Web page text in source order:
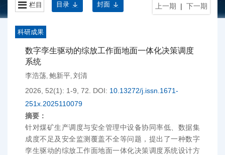
上一期 | 下一期
栏目 目录 封面
科研成果
数字孪生驱动的综放工作面地面一体化决策调度
系统
李浩荡, 鲍新平, 刘清
2026, 52(1): 1-9, 72.
DOI: 10.13272/j.issn.1671-
251x.2025110079
摘要：
针对煤矿生产调度与安全管理中设备协同率低、数据集
成度不足及安全监测覆盖不全等问题，提出了一种数字
孪生驱动的综放工作面地面一体化决策调度系统设计方